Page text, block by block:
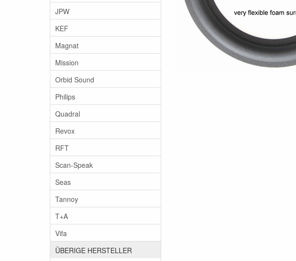
JPW
KEF
Magnat
Mission
Orbid Sound
Philips
Quadral
Revox
RFT
Scan-Speak
Seas
Tannoy
T+A
Vifa
ÜBERIGE HERSTELLER